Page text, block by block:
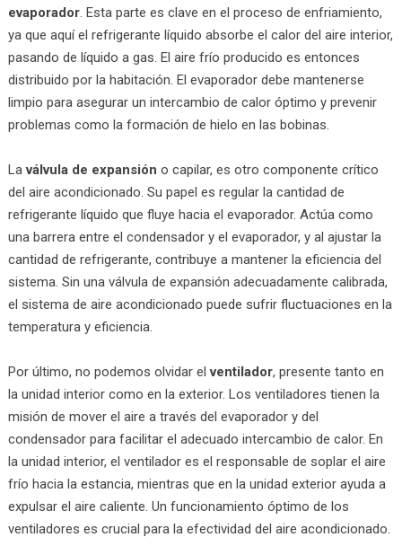
evaporador. Esta parte es clave en el proceso de enfriamiento,
ya que aquí el refrigerante líquido absorbe el calor del aire interior,
pasando de líquido a gas. El aire frío producido es entonces
distribuido por la habitación. El evaporador debe mantenerse
limpio para asegurar un intercambio de calor óptimo y prevenir
problemas como la formación de hielo en las bobinas.
Laválvula de expansión o capilar, es otro componente crítico
del aire acondicionado. Su papel es regular la cantidad de
refrigerante líquido que fluye hacia el evaporador. Actúa como
una barrera entre el condensador y el evaporador, y al ajustar la
cantidad de refrigerante, contribuye a mantener la eficiencia del
sistema. Sin una válvula de expansión adecuadamente calibrada,
el sistema de aire acondicionado puede sufrir fluctuaciones en la
temperatura y eficiencia.
Por último, no podemos olvidar elventilador, presente tanto en
la unidad interior como en la exterior. Los ventiladores tienen la
misión de mover el aire a través del evaporador y del
condensador para facilitar el adecuado intercambio de calor. En
la unidad interior, el ventilador es el responsable de soplar el aire
frío hacia la estancia, mientras que en la unidad exterior ayuda a
expulsar el aire caliente. Un funcionamiento óptimo de los
ventiladores es crucial para la efectividad del aire acondicionado.